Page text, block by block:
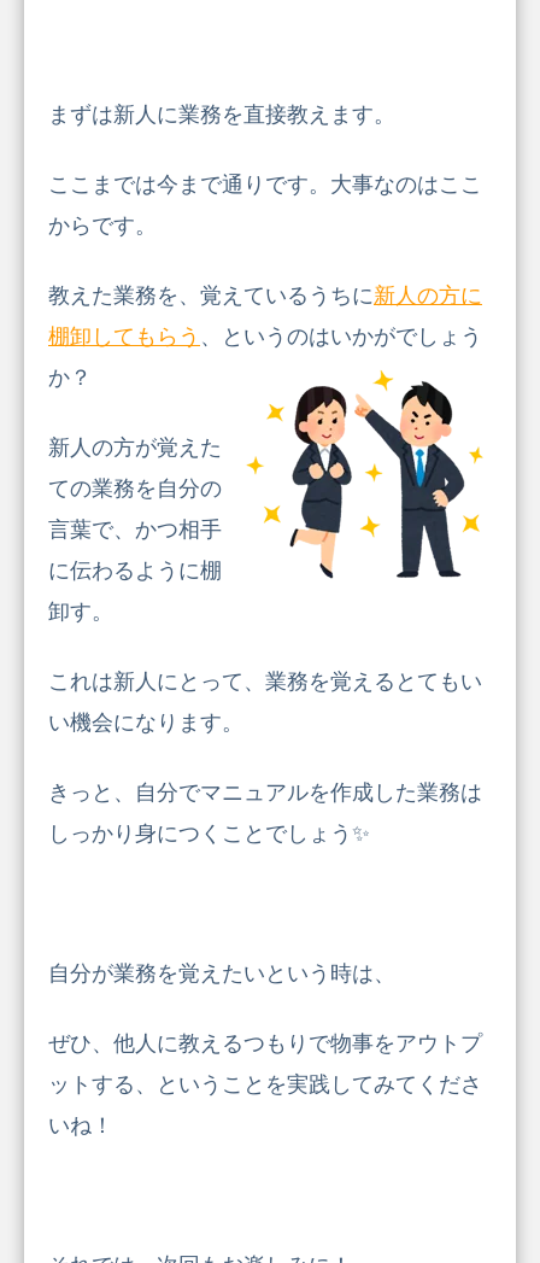
まずは新人に業務を直接教えます。
ここまでは今まで通りです。大事なのはここ
からです。
教えた業務を、覚えているうちに新人の方に
棚卸してもらう 、というのはいかがでしょう
か？
新人の方が覚えた
ての業務を自分の
言葉で、かつ相手
に伝わるように棚
卸す。
これは新人にとって、業務を覚えるとてもい
い機会になります。
きっと、自分でマニュアルを作成した業務は
しっかり身につくことでしょう✨
自分が業務を覚えたいという時は、
ぜひ、他人に教えるつもりで物事をアウトプ
ットする、ということを実践してみてくださ
いね！